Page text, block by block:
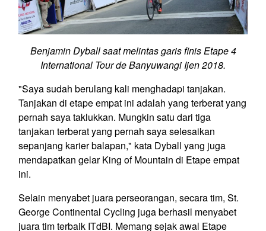
Benjamin Dyball saat melintas garis finis Etape 4
International Tour de Banyuwangi Ijen 2018.
"Saya sudah berulang kali menghadapi tanjakan.
Tanjakan di etape empat ini adalah yang terberat yang
pernah saya taklukkan. Mungkin satu dari tiga
tanjakan terberat yang pernah saya selesaikan
sepanjang karier balapan," kata Dyball yang juga
mendapatkan gelar King of Mountain di Etape empat
ini.
Selain menyabet juara perseorangan, secara tim, St.
George Continental Cycling juga berhasil menyabet
juara tim terbaik ITdBI. Memang sejak awal Etape